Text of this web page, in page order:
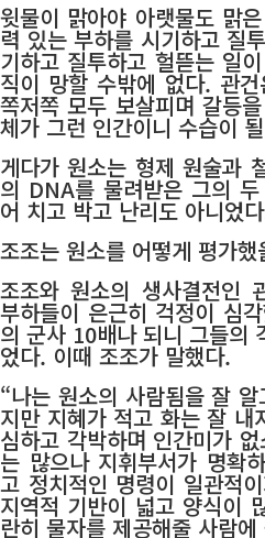
윗물이 맑아야 아랫물도 맑
력 있는 부하를 시기하고 질
기하고 질투하고 헐뜯는 일
직이 망할 수밖에 없다. 관
쪽저쪽 모두 보살피며 갈등
체가 그런 인간이니 수습이
게다가 원소는 형제 원술과
의 DNA를 물려받은 그의
어 치고 박고 난리도 아니었
조조는 원소를 어떻게 평가했
조조와 원소의 생사결전인
부하들이 은근히 걱정이 심
의 군사 10배나 되니 그들의
었다. 이때 조조가 말했다.
“나는 원소의 사람됨을 잘
지만 지혜가 적고 화는 잘 내
심하고 각박하며 인간미가
는 많으나 지휘부서가 명확
고 정치적인 명령이 일관적
지역적 기반이 넓고 양식이
란히 물자를 제공해줄 사람